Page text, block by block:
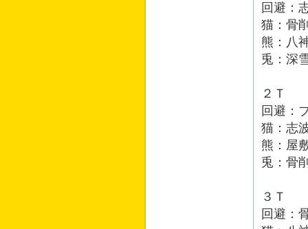
回避：
猫：骨
熊：八
兎：深
２Ｔ
回避：
猫：志
熊：屋
兎：骨
３Ｔ
回避：